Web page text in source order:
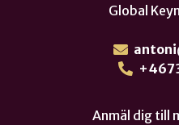
Global
Anmäl dig till